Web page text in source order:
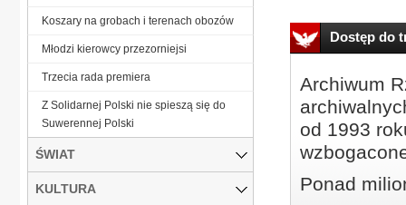
Dostęp do
Archiwum
od 1993
Ponad
Koszary na grobach i terenach obozów
Młodzi kierowcy przezorniejsi
Trzecia rada premiera
Z Solidarnej Polski nie spieszą się do
Suwerennej Polski
ŚWIAT
KULTURA